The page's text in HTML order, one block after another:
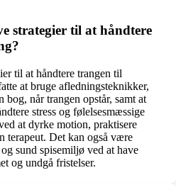
strategier til at håndtere
til at håndtere trangen til
at bruge afledningsteknikker,
bog, når trangen opstår, samt at
stress og følelsesmæssige
at dyrke motion, praktisere
terapeut. Det kan også være
sund spisemiljø ved at have
og undgå fristelser.